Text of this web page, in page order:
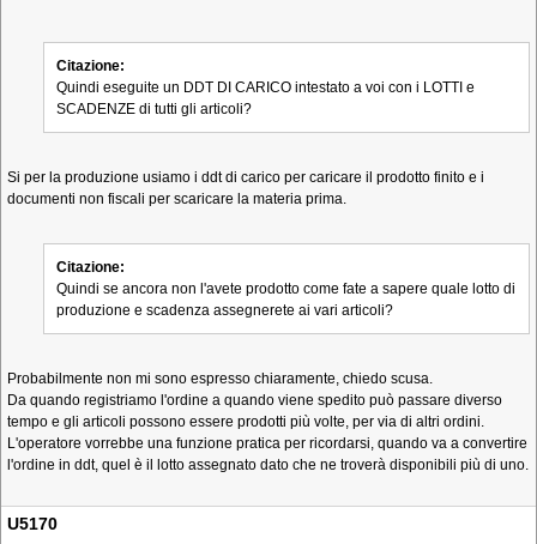
Citazione:
Quindi eseguite un DDT DI CARICO intestato a voi con i LOTTI e
SCADENZE di tutti gli articoli?
Si per la produzione usiamo i ddt di carico per caricare il prodotto finito e i
documenti non fiscali per scaricare la materia prima.
Citazione:
Quindi se ancora non l'avete prodotto come fate a sapere quale lotto di
produzione e scadenza assegnerete ai vari articoli?
Probabilmente non mi sono espresso chiaramente, chiedo scusa.
Da quando registriamo l'ordine a quando viene spedito può passare diverso
tempo e gli articoli possono essere prodotti più volte, per via di altri ordini.
L'operatore vorrebbe una funzione pratica per ricordarsi, quando va a convertire
l'ordine in ddt, quel è il lotto assegnato dato che ne troverà disponibili più di uno.
U5170